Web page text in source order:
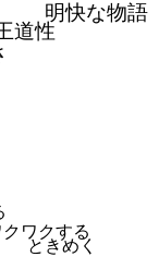
明快な物語
道性
クワクする
ときめく